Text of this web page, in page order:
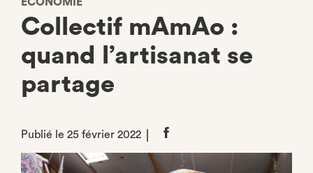
Collectif mAmAo :
quand l’artisanat se
partage
Publié le 25 février 2022
Partager
Facebook